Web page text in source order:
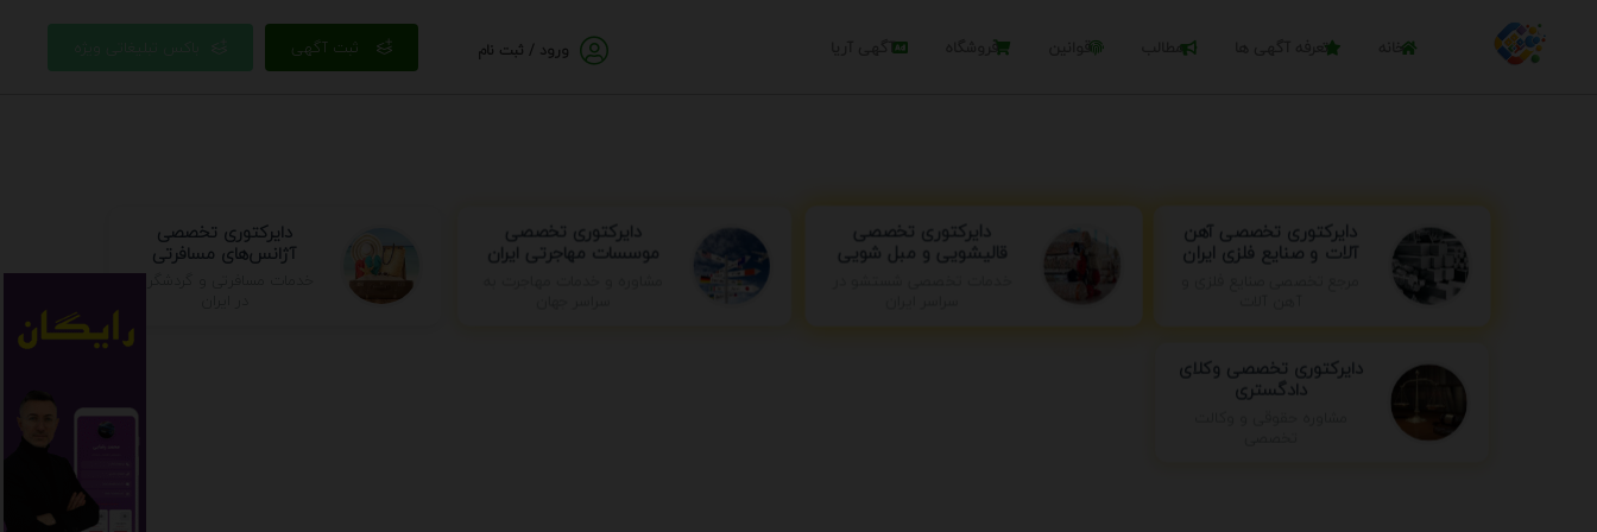
ثبت آگهی ورود / ثبت نام خانه تعرفه آگهی ها مطالب قوانین فروشگاه آگهی آریا
دایرکتوری تخصصی آهن
آلات و صنایع فلزی ایران
دایرکتوری تخصصی
قالیشویی و مبل شویی
دایرکتوری تخصصی
موسسات مهاجرتی ایران
دایرکتوری تخصصی
آژانس‌های مسافرتی
خدمات مسافرتی و گردشگری
دایرکتوری تخصصی وکلای
دادگستری